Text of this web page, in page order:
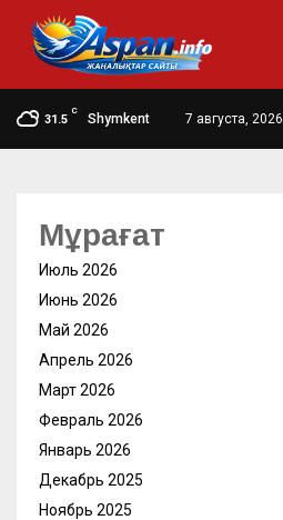
31.5
C
Shymkent 7 августа, 2026
Мұрағат
Июль 2026
Июнь 2026
Май 2026
Апрель 2026
Март 2026
Февраль 2026
Январь 2026
Декабрь 2025
Ноябрь 2025